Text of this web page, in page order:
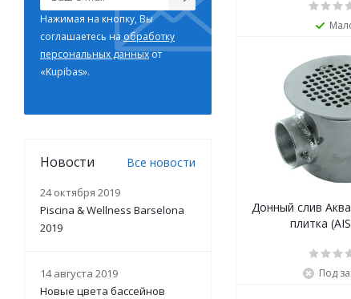
Донный слив
плитка
Под
Нажимая на кнопку, Вы
соглашаетесь наобработку
персональных данныхот
«Kupibas».
Новости Все новости
24 октября 2019
Piscina & Wellness Barselona
2019
14 августа 2019
Новые цвета бассейнов